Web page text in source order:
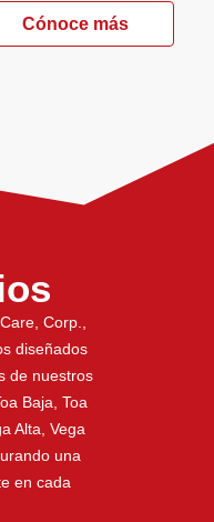
Cónoce más
Corp.,
diseñados
de nuestros
Baja, Toa
Alta, Vega
una
en cada